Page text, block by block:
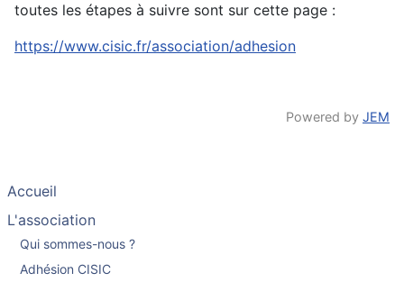
toutes les étapes à suivre sont sur cette page :
https://www.cisic.fr/association/adhesion
Powered by JEM
Accueil
L'association
Qui sommes-nous ?
Adhésion CISIC